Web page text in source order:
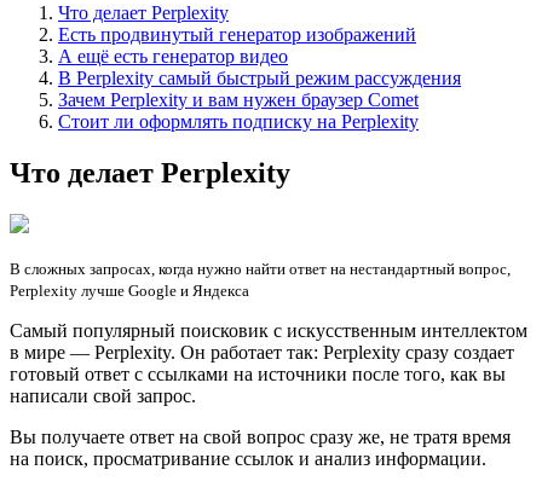
Что делает Perplexity
Есть продвинутый генератор изображений
А ещё есть генератор видео
В Perplexity самый быстрый режим рассуждения
Зачем Perplexity и вам нужен браузер Comet
Стоит ли оформлять подписку на Perplexity
Что делает Perplexity
В сложных запросах, когда нужно найти ответ на нестандартный вопрос,
Perplexity лучше Google и Яндекса
Самый популярный поисковик с искусственным интеллектом
в мире — Perplexity. Он работает так: Perplexity сразу создает
готовый ответ с ссылками на источники после того, как вы
написали свой запрос.
Вы получаете ответ на свой вопрос сразу же, не тратя время
на поиск, просматривание ссылок и анализ информации.